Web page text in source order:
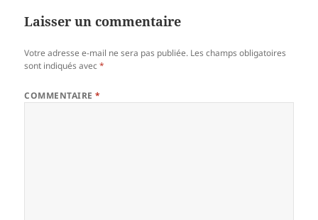
Laisser un commentaire
Votre adresse e-mail ne sera pas publiée. Les champs obligatoires
sont indiqués avec*
COMMENTAIRE*